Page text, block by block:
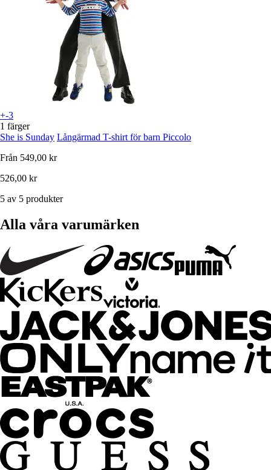
+-3
1 färger
She is Sunday Långärmad T-shirt för barn Piccolo
Från 549,00 kr
526,00 kr
5 av 5 produkter
Alla våra varumärken